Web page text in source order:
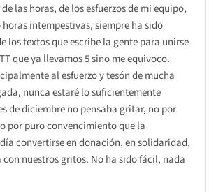
de las horas, de los esfuerzos de mi equipo,
intempestivas, siempre ha sido
los textos que escribe la gente para unirse
que ya llevamos 5 sino me equivoco.
al esfuerzo y tesón de mucha
nunca estaré lo suficientemente
de diciembre no pensaba gritar, no por
por puro convencimiento que la
convertirse en donación, en solidaridad,
nuestros gritos. No ha sido fácil, nada